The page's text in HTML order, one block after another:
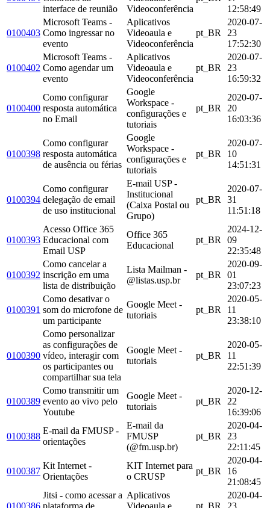
interface de reunião
Videoconferência
12:58:49
0100403
Microsoft Teams -
Como ingressar no
evento
Aplicativos
Videoaula e
Videoconferência
pt_BR
2020-07-
23
17:52:30
0100402
Microsoft Teams -
Como agendar um
evento
Aplicativos
Videoaula e
Videoconferência
pt_BR
2020-07-
23
16:59:32
0100400
Como configurar
resposta automática
no Email
Google
Workspace -
configurações e
tutoriais
pt_BR
2020-07-
20
16:03:36
0100398
Como configurar
resposta automática
de ausência ou férias
Google
Workspace -
configurações e
tutoriais
pt_BR
2020-07-
10
14:51:31
0100394
Como configurar
delegação de email
de uso institucional
E-mail USP -
Institucional
(Caixa Postal ou
Grupo)
pt_BR
2020-07-
31
11:51:18
0100393
Acesso Office 365
Educacional com
Email USP
Office 365
Educacional
pt_BR
2024-12-
09
22:35:48
0100392
Como cancelar a
inscrição em uma
lista de distribuição
Lista Mailman -
@listas.usp.br
pt_BR
2020-09-
01
23:07:23
0100391
Como desativar o
som do microfone de
um participante
Google Meet -
tutoriais
pt_BR
2020-05-
11
23:38:10
0100390
Como personalizar
as configurações de
vídeo, interagir com
os participantes ou
compartilhar sua tela
Google Meet -
tutoriais
pt_BR
2020-05-
11
22:51:39
0100389
Como transmitir um
evento ao vivo pelo
Youtube
Google Meet -
tutoriais
pt_BR
2020-12-
22
16:39:06
0100388
E-mail da FMUSP -
orientações
E-mail da
FMUSP
(@fm.usp.br)
pt_BR
2020-04-
23
22:11:45
0100387
Kit Internet -
Orientações
KIT Internet para
o CRUSP
pt_BR
2020-04-
16
21:08:45
0100386
Jitsi - como acessar a
plataforma de
Aplicativos
Videoaula e
pt_BR
2020-04-
23